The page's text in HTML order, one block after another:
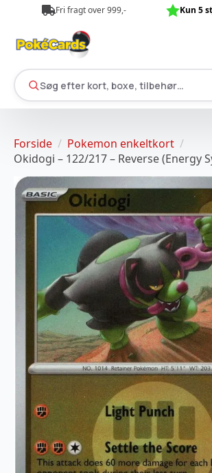
Fri fragt over 999,- Kun 5
Søg efter kort, boxe, tilbehør…
Forside
Pokemon enkeltkort
Okidogi – 122/217 – Reverse (Energy